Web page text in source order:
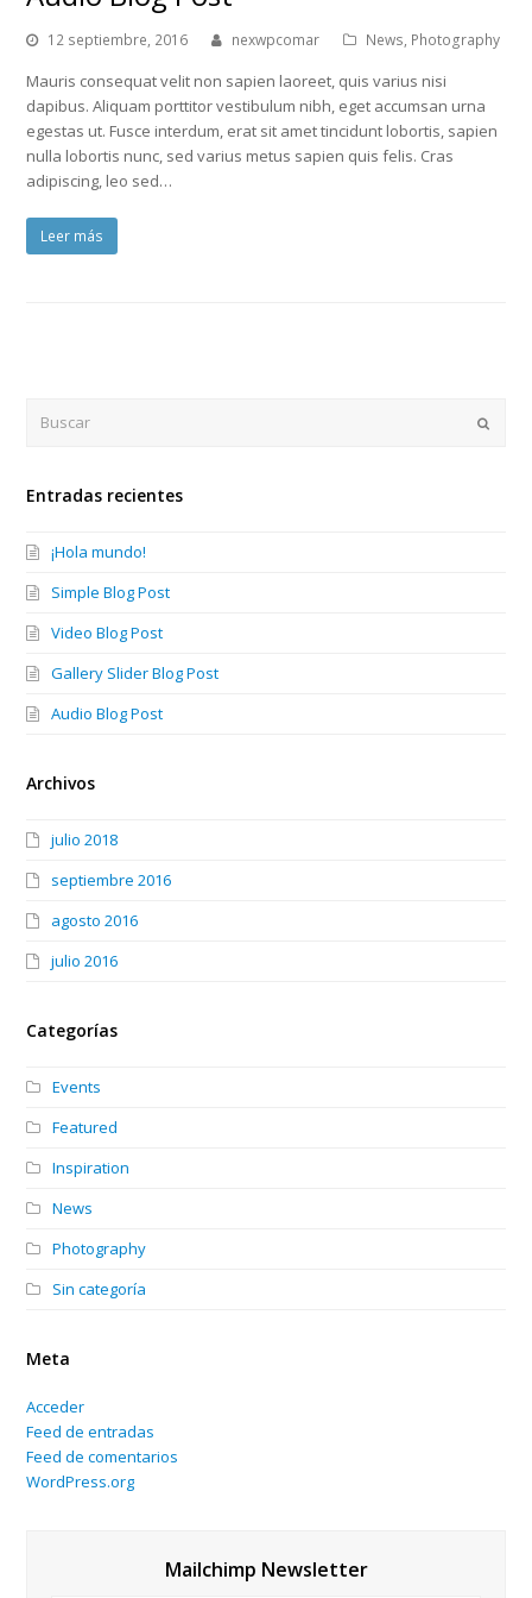
12 septiembre, 2016 nexwpcomar News, Photography
Mauris consequat velit non sapien laoreet, quis varius nisi
dapibus. Aliquam porttitor vestibulum nibh, eget accumsan urna
egestas ut. Fusce interdum, erat sit amet tincidunt lobortis, sapien
nulla lobortis nunc, sed varius metus sapien quis felis. Cras
adipiscing, leo sed…
Leer más
Enviar
Entradas recientes
¡Hola mundo!
Simple Blog Post
Video Blog Post
Gallery Slider Blog Post
Audio Blog Post
Archivos
julio 2018
septiembre 2016
agosto 2016
julio 2016
Categorías
Events
Featured
Inspiration
News
Photography
Sin categoría
Meta
Acceder
Feed de entradas
Feed de comentarios
WordPress.org
Mailchimp Newsletter